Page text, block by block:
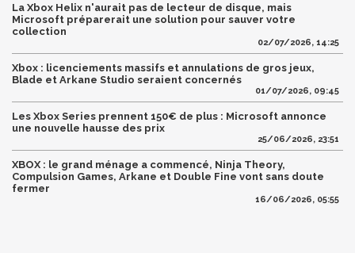
La Xbox Helix n'aurait pas de lecteur de disque, mais
Microsoft préparerait une solution pour sauver votre
collection
02/07/2026, 14:25
Xbox : licenciements massifs et annulations de gros jeux,
Blade et Arkane Studio seraient concernés
01/07/2026, 09:45
Les Xbox Series prennent 150€ de plus : Microsoft annonce
une nouvelle hausse des prix
25/06/2026, 23:51
XBOX : le grand ménage a commencé, Ninja Theory,
Compulsion Games, Arkane et Double Fine vont sans doute
fermer
16/06/2026, 05:55